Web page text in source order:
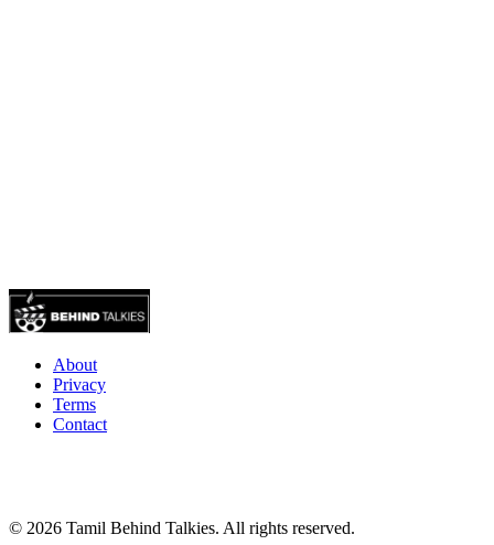
About
Privacy
Terms
Contact
© 2026 Tamil Behind Talkies. All rights reserved.